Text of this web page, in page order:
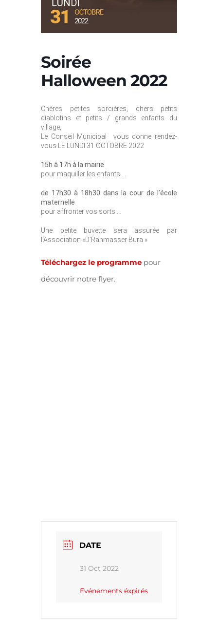
Soirée
Halloween 2022
Chères petites sorcières, chers petits
diablotins et petits / grands enfants du
village,
Le Conseil Municipal vous donne rendez-
vous LE LUNDI 31 OCTOBRE 2022
15h à 17h à la mairie
pour maquiller les enfants …
de 17h30 à 18h30 dans la cour de l’école
maternelle
pour affronter vos sorts …
Une petite buvette sera assurée par
l’Association «D’Rahmasser Bura »
Téléchargez le programme pour
découvrir notre flyer.
DATE
31 Oct 2022
Evénements éxpirés